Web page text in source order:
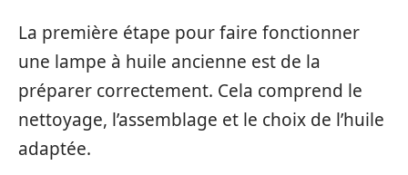
La première étape pour faire fonctionner
une lampe à huile ancienne est de la
préparer correctement. Cela comprend le
nettoyage, l’assemblage et le choix de l’huile
adaptée.